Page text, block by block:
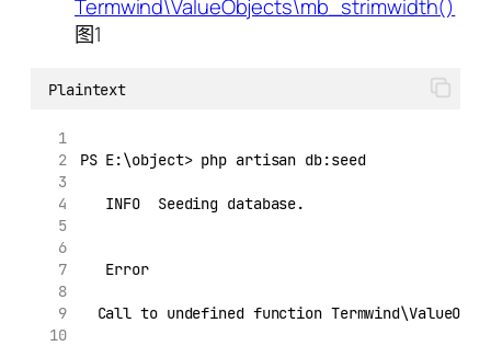
图1
Plaintext
PS E:\object> php artisan db:seed
   INFO  Seeding database.
   Error
Call to undefined function